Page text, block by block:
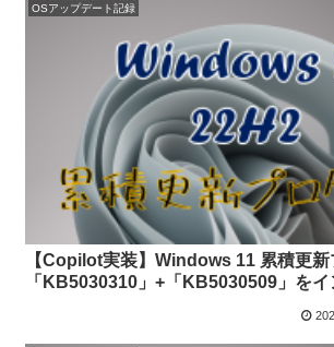
OSアップデート記録
【Copilot実装】Windows 11 累積更新
「KB5030310」+「KB5030509」を